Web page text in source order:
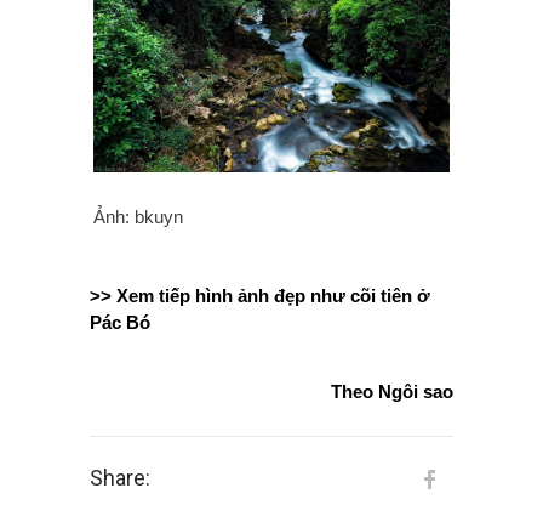
Ảnh: bkuyn
>> Xem tiếp hình ảnh đẹp như cõi tiên ở
Pác Bó
Theo Ngôi sao
Share: